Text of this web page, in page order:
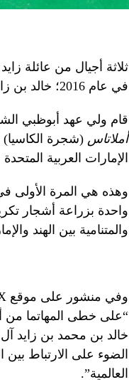
في عام 2016؛ خالد بن زايد في عام 2024. الصور: ملف وام
قام ولي عهد أبوظبي
أملاتاس (شجرة الكاسيا)
الإمارات العربية
وهذه هي المرة الأولى
واحدة بزراعة أشجار
والمتنامية بين الهند
“على خطى المهاتما من
خالد بن محمد بن زايد
الضوء على الارتباط بين
العالمية”.